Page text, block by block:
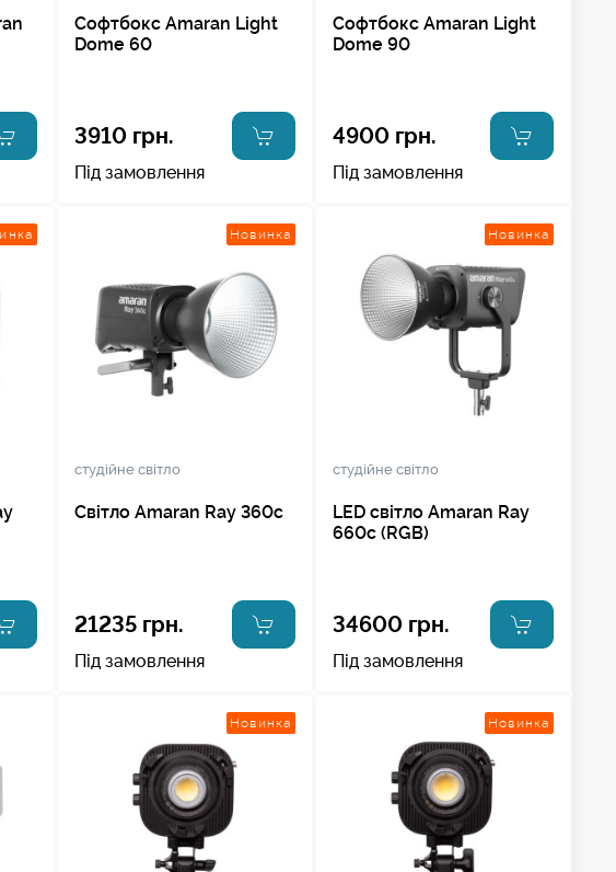
Софтбокс Amaran Light
Dome 60
3910 грн.
Під замовлення
Софтбокс Amaran Light
Dome 90
4900 грн.
Під замовлення
Новинка
студійне світло
Світло Amaran Ray 360c
21235 грн.
Під замовлення
Новинка
студійне світло
LED світло Amaran Ray
660c (RGB)
34600 грн.
Під замовлення
Новинка Новинка